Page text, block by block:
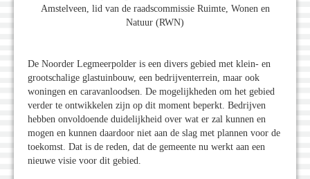
Amstelveen, lid van de raadscommissie Ruimte, Wonen en
Natuur (RWN)
De Noorder Legmeerpolder is een divers gebied met klein- en
grootschalige glastuinbouw, een bedrijventerrein, maar ook
woningen en caravanloodsen. De mogelijkheden om het gebied
verder te ontwikkelen zijn op dit moment beperkt. Bedrijven
hebben onvoldoende duidelijkheid over wat er zal kunnen en
mogen en kunnen daardoor niet aan de slag met plannen voor de
toekomst. Dat is de reden, dat de gemeente nu werkt aan een
nieuwe visie voor dit gebied.